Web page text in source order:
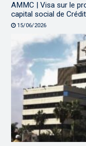
AMMC | Visa sur le
capital social de
15/06/2026